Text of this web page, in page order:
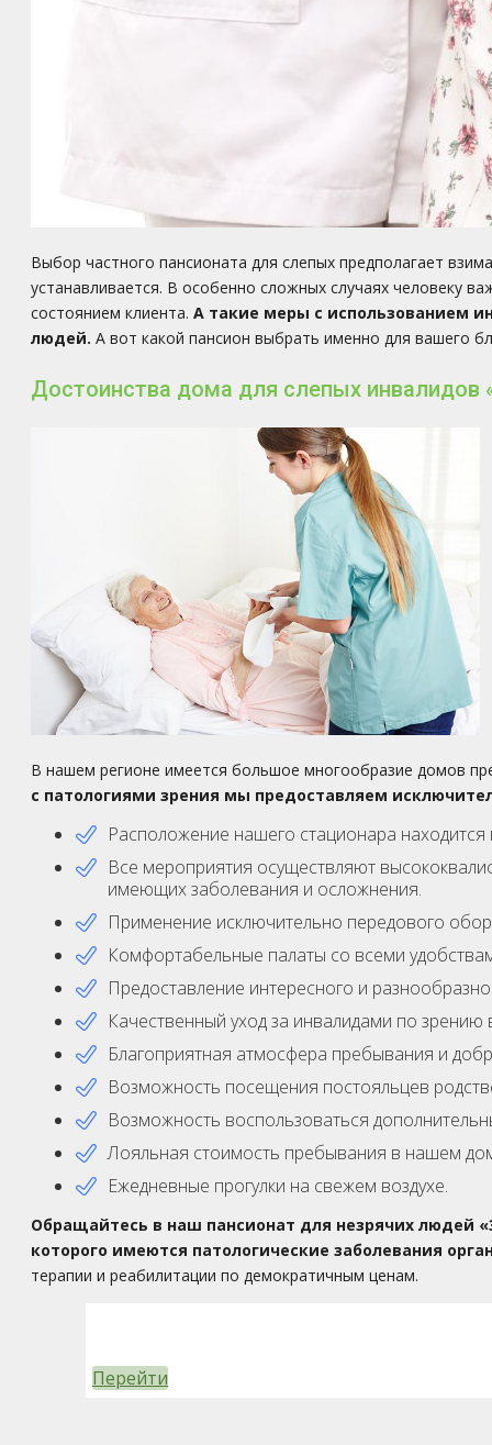
Выбор частного пансионата для слепых предполагает
устанавливается. В особенно сложных случаях человеку
состоянием клиента. А такие меры с использованием
людей. А вот какой пансион выбрать именно для вашего
Достоинства дома для слепых инвалидов
В нашем регионе имеется большое многообразие домов
с патологиями зрения мы предоставляем
Расположение нашего стационара
Все мероприятия осуществляют
имеющих заболевания и осложнения.
Применение исключительно передового
Комфортабельные палаты со всеми
Предоставление интересного и
Качественный уход за инвалидами по
Благоприятная атмосфера пребывания и
Возможность посещения постояльцев
Возможность воспользоваться
Лояльная стоимость пребывания в нашем
Ежедневные прогулки на свежем воздухе.
Обращайтесь в наш пансионат для незрячих людей
которого имеются патологические заболевания
терапии и реабилитации по демократичным ценам.
Перейти